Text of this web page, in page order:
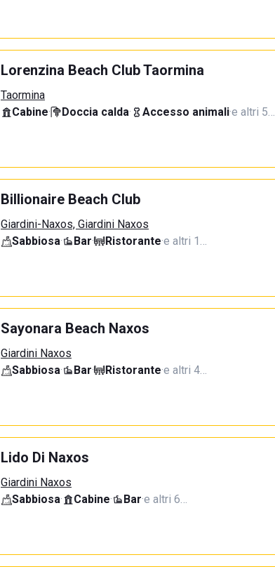
Lorenzina Beach Club Taormina
Taormina
Cabine· Doccia calda· Accesso animali·e altri 5…
Billionaire Beach Club
Giardini-Naxos, Giardini Naxos
Sabbiosa· Bar· Ristorante·e altri 1…
Sayonara Beach Naxos
Giardini Naxos
Sabbiosa· Bar· Ristorante·e altri 4…
Lido Di Naxos
Giardini Naxos
Sabbiosa· Cabine· Bar·e altri 6…